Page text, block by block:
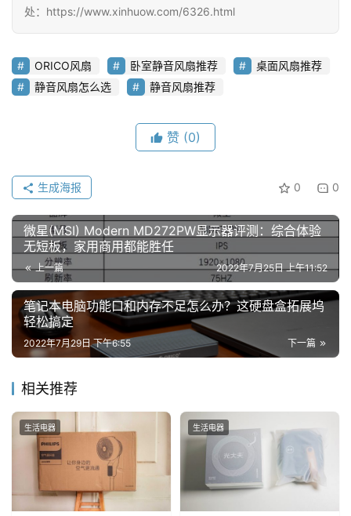
处：https://www.xinhuow.com/6326.html
ORICO风扇 卧室静音风扇推荐
桌面风扇推荐
静音风扇怎么选
静音风扇推荐
赞 (0)
0 0
生成海报
微星(MSI) Modern MD272PW显示器评测：综合体验
无短板，家用商用都能胜任
上一篇 2022年7月25日 上午11:52
笔记本电脑功能口和内存不足怎么办？这硬盘盒拓展坞
轻松搞定
下一篇
2022年7月29日 下午6:55
相关推荐
生活电器 生活电器